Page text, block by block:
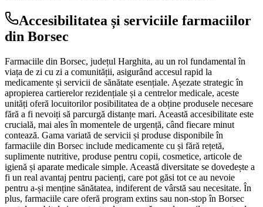
Accesibilitatea și serviciile farmaciilor
din Borsec
Farmaciile din Borsec, județul Harghita, au un rol fundamental în
viața de zi cu zi a comunității, asigurând accesul rapid la
medicamente și servicii de sănătate esențiale. Așezate strategic în
apropierea cartierelor rezidențiale și a centrelor medicale, aceste
unități oferă locuitorilor posibilitatea de a obține produsele necesare
fără a fi nevoiți să parcurgă distanțe mari. Această accesibilitate este
crucială, mai ales în momentele de urgență, când fiecare minut
contează. Gama variată de servicii și produse disponibile în
farmaciile din Borsec include medicamente cu și fără rețetă,
suplimente nutritive, produse pentru copii, cosmetice, articole de
igienă și aparate medicale simple. Această diversitate se dovedește a
fi un real avantaj pentru pacienți, care pot găsi tot ce au nevoie
pentru a-și menține sănătatea, indiferent de vârstă sau necesitate. În
plus, farmaciile care oferă program extins sau non-stop în Borsec